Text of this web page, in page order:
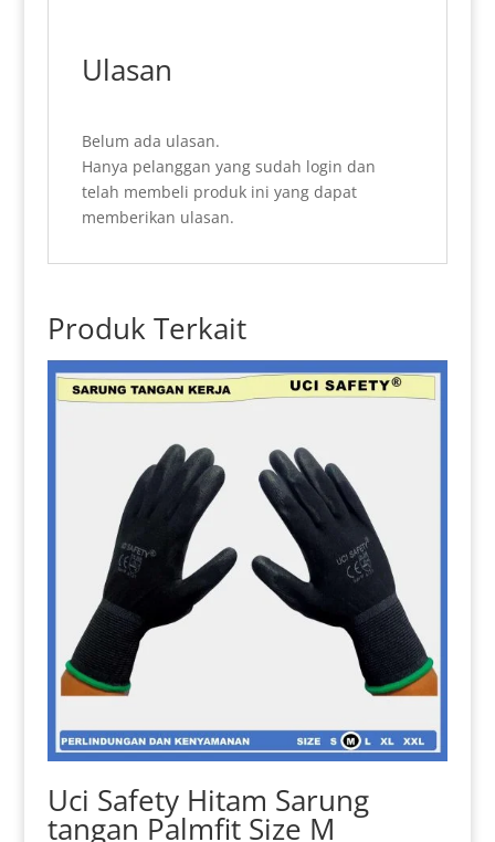
Ulasan
Belum ada ulasan.
Hanya pelanggan yang sudah login dan
telah membeli produk ini yang dapat
memberikan ulasan.
Produk Terkait
Uci Safety Hitam Sarung
tangan Palmfit Size M